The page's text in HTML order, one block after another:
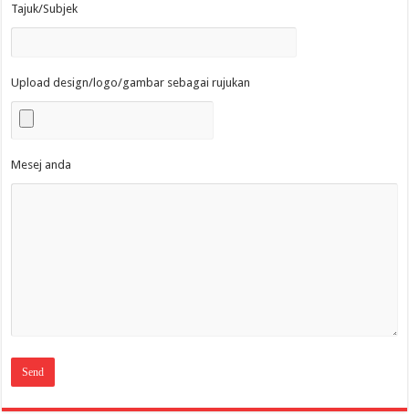
Tajuk/Subjek
Upload design/logo/gambar sebagai rujukan
Mesej anda